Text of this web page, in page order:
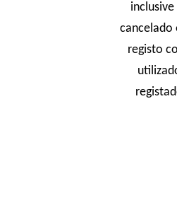
inclusive
cancelado
registo